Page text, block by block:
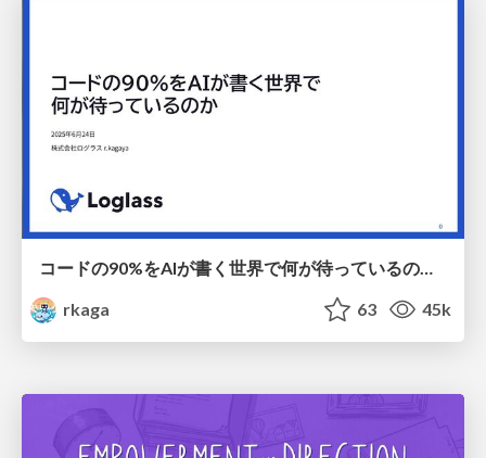
コードの90%をAIが書く世界で何が待っているのか / What awaits us in a world where 90% of the code is written by AI
rkaga
63 45k